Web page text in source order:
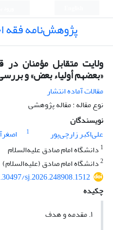
پژوهش‌نامه فقه
ولایت متقابل مؤمنان
«بعضهم أولیاء بعض» و
مقالات آماده انتشار
نوع مقاله : مقاله پژوهشی
نویسندگان
علی‌‌اکبر زارچی‌پور
1
1 دانشگاه امام صادق علیه‌السلام
2دانشگاه امام صادق (علیه‌السلام)
sj.2026.248908.1512
چکیده
۱. مقدمه و هدف